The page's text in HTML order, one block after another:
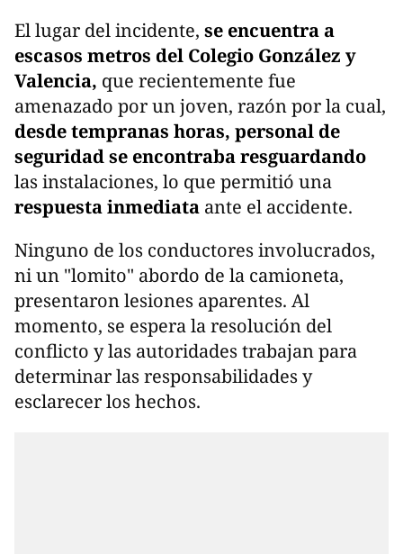
El lugar del incidente, se encuentra a
escasos metros del Colegio González y
Valencia, que recientemente fue
amenazado por un joven, razón por la cual,
desde tempranas horas, personal de
seguridad se encontraba resguardando
las instalaciones, lo que permitió una
respuesta inmediata ante el accidente.
Ninguno de los conductores involucrados,
ni un "lomito" abordo de la camioneta,
presentaron lesiones aparentes. Al
momento, se espera la resolución del
conflicto y las autoridades trabajan para
determinar las responsabilidades y
esclarecer los hechos.